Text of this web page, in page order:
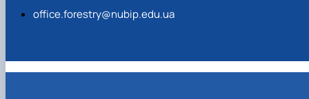
office.forestry@nubip.edu.ua